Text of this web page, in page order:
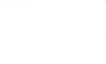
ん。 Bの「料